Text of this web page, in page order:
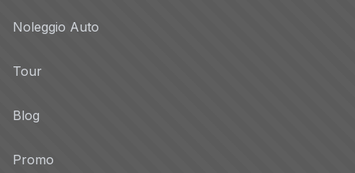
Noleggio Auto
Tour
Blog
Promo